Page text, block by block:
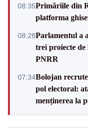
08:35Primăriile din
platforma
08:28Parlamentul a
trei proiecte de
PNRR
07:34Bolojan
pol electoral:
menținerea la